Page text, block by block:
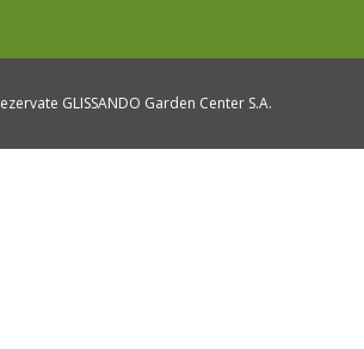
GLISSANDO Garden Center S.A.